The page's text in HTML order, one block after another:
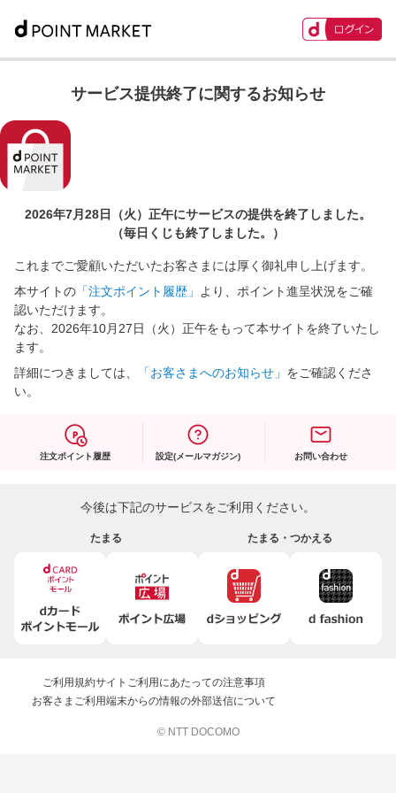
サービス提供終了に関するお知らせ
2026年7月28日（火）正午にサービスの提供を終了しました。
（毎日くじも終了しました。）
これまでご愛顧いただいたお客さまには厚く御礼申し上げます。
本サイトの 「注文ポイント履歴」
より、ポイント進呈状況をご確
認いただけます。
なお、2026年10月27日（火）正午をもって本サイトを終了いたし
ます。
詳細につきましては、
「お客さまへのお知らせ」 をご確認くださ
い。
注文ポイント履歴 設定(メールマガジン) お問い合わせ
今後は下記のサービスをご利用ください。
たまる たまる・つかえる
ご利用規約サイトご利用にあたっての注意事項
お客さまご利用端末からの情報の外部送信について
© NTT DOCOMO